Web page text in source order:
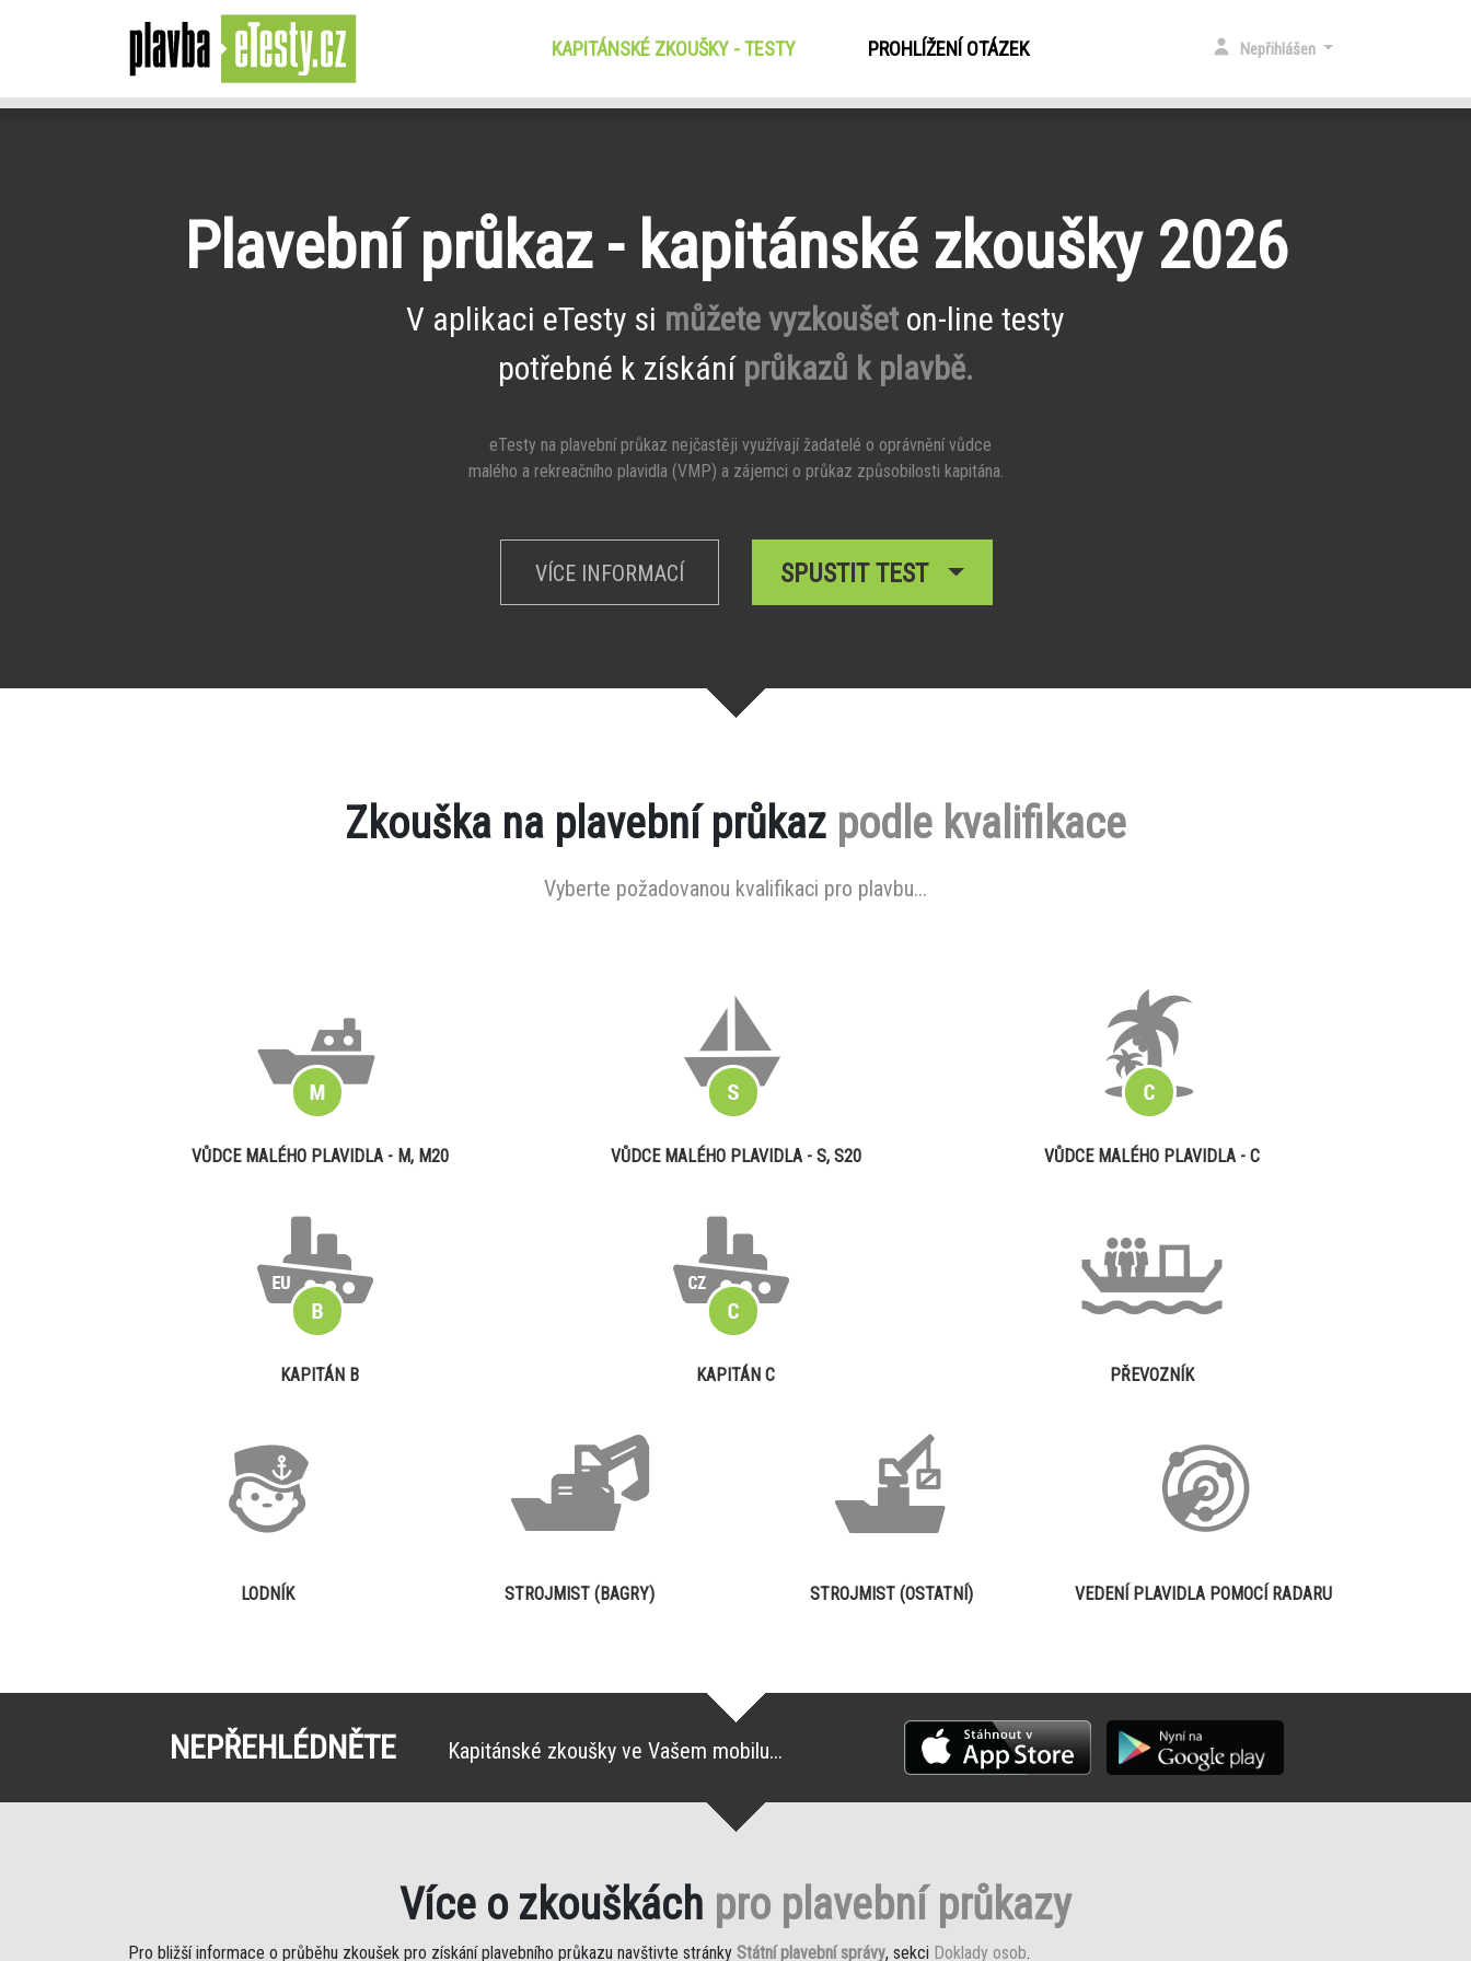
KAPITÁNSKÉ ZKOUŠKY - TESTY(CURRENT)PROHLÍŽENÍ OTÁZEK Nepřihlášen
Plavební průkaz - kapitánské zkoušky 2026
V aplikaci eTesty si můžete vyzkoušet on-line testy
potřebné k získání průkazů k plavbě.
eTesty na plavební průkaz nejčastěji využívají žadatelé o oprávnění vůdce
malého a rekreačního plavidla (VMP) a zájemci o průkaz způsobilosti kapitána.
VÍCE INFORMACÍ SPUSTIT TEST
Zkouška na plavební průkaz podle kvalifikace
Vyberte požadovanou kvalifikaci pro plavbu...
VŮDCE MALÉHO PLAVIDLA - M, M20 VŮDCE MALÉHO PLAVIDLA - S, S20 VŮDCE MALÉHO PLAVIDLA - C
KAPITÁN B KAPITÁN C PŘEVOZNÍK
LODNÍK STROJMIST (BAGRY) STROJMIST (OSTATNÍ) VEDENÍ PLAVIDLA POMOCÍ RADARU
NEPŘEHLÉDNĚTE Kapitánské zkoušky ve Vašem mobilu...
Více o zkouškách pro plavební průkazy
Pro bližší informace o průběhu zkoušek pro získání plavebního průkazu navštivte stránky Státní plavební správy, sekci Doklady osob.